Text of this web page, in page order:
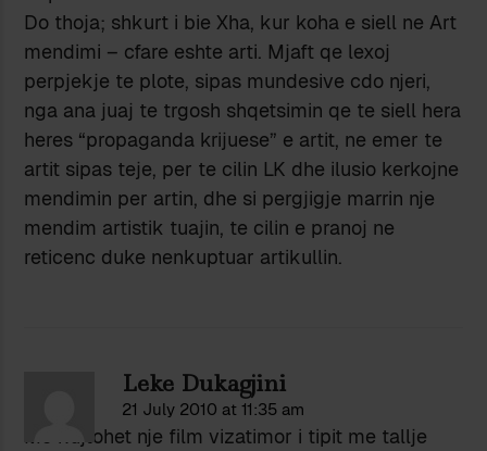
Do thoja; shkurt i bie Xha, kur koha e siell ne Art
mendimi – cfare eshte arti. Mjaft qe lexoj
perpjekje te plote, sipas mundesive cdo njeri,
nga ana juaj te trgosh shqetsimin qe te siell hera
heres “propaganda krijuese” e artit, ne emer te
artit sipas teje, per te cilin LK dhe ilusio kerkojne
mendimin per artin, dhe si pergjigje marrin nje
mendim artistik tuajin, te cilin e pranoj ne
reticenc duke nenkuptuar artikullin.
Leke Dukagjini
21 July 2010 at 11:35 am
Me kujtohet nje film vizatimor i tipit me tallje